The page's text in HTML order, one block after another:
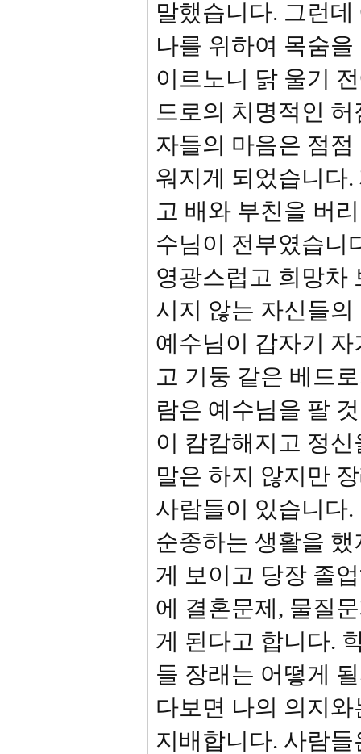
말했습니다. 그런
나를 위하여 목숨
이르노니 닭 울기
드로의 치명적인
자들의 마음은 점
워지게 되었습니다
고 배와 부친을 버
수님이 전부였습니
영광스럽고 희망차
시지 않는 자신들
예수님이 갑자기
고 기둥 같은 베드
람은 예수님을 팔
이 캄캄해지고 정
말은 하지 않지만
사람들이 있습니다
순종하는 생활을
게 보이고 당장 졸
에 결혼문제, 물질
게 된다고 합니다.
들 장래는 어떻게
다보면 나의 의지
지배합니다. 사람